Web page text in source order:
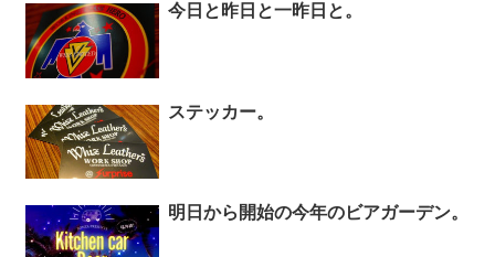
今日と昨日と一昨日と。
ステッカー。
明日から開始の今年のビアガーデン。